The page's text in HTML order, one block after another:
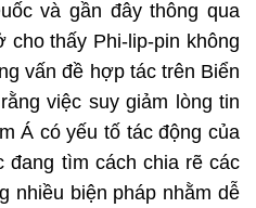
và gần đây thông qua
thấy Phi-lip-pin không
vấn đề hợp tác trên Biển
việc suy giảm lòng tin
Á có yếu tố tác động của
đang tìm cách chia rẽ các
nhiều biện pháp nhằm dễ